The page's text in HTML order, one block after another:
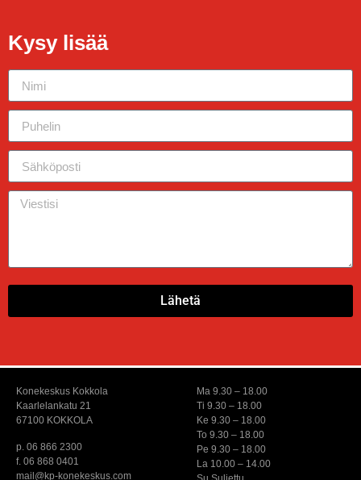
Kysy lisää
Lähetä
Konekeskus Kokkola
Kaarlelankatu 21
67100 KOKKOLA
p. 06 866 2300
f. 06 868 0401
mail@kp-konekeskus.com
Ma 9.30 – 18.00
Ti 9.30 – 18.00
Ke 9.30 – 18.00
To 9.30 – 18.00
Pe 9.30 – 18.00
La 10.00 – 14.00